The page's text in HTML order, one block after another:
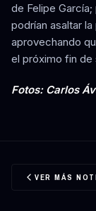
de Felipe
podrían asaltar
aprovechando
el próximo fin de
Fotos: Carlos
VER MÁS